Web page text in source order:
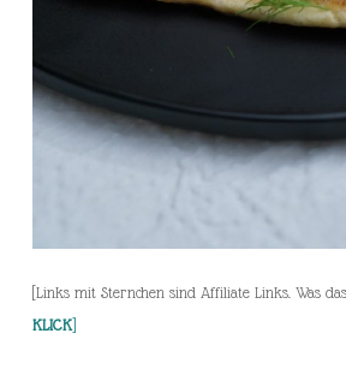
[Links mit Sternchen sind Affiliate Links. Was
KLICK]